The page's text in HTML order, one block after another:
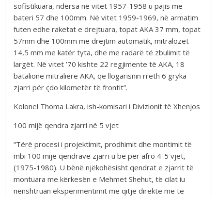
sofistikuara, ndërsa në vitet 1957-1958 u pajis me
bateri 57 dhe 100mm. Në vitet 1959-1969, në armatim
futen edhe raketat e drejtuara, topat AKA 37 mm, topat
57mm dhe 100mm me drejtim automatik, mitralozet
14,5 mm me katër tyta, dhe me radarë të zbulimit të
largët. Në vitet ’70 kishte 22 regjimente të AKA, 18
batalione mitraliere AKA, që llogarisnin rreth 6 gryka
zjarri për çdo kilometër të frontit”.
Kolonel Thoma Lakra, ish-komisari i Divizionit të Xhenjos
100 mijë qendra zjarri në 5 vjet
“Tërë procesi i projektimit, prodhimit dhe montimit të
mbi 100 mijë qendrave zjarri u bë për afro 4-5 vjet,
(1975-1980). U bënë njëkohësisht qendrat e zjarrit të
montuara me kërkesën e Mehmet Shehut, të cilat iu
nënshtruan eksperimentimit me qitje direkte me të